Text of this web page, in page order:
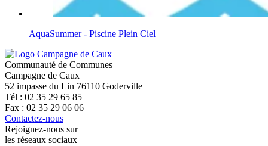
AquaSummer - Piscine Plein Ciel
Communauté de Communes
Campagne de Caux
52 impasse du Lin 76110 Goderville
Tél : 02 35 29 65 85
Fax : 02 35 29 06 06
Contactez-nous
Rejoignez-nous sur
les réseaux sociaux